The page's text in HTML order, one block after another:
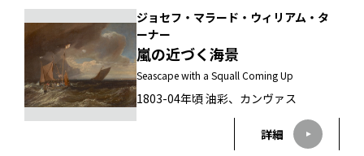
ジョセフ・マラード・ウィリアム・タ
ーナー
嵐の近づく海景
Seascape with a Squall Coming Up
1803-04年頃 油彩、カンヴァス
詳細